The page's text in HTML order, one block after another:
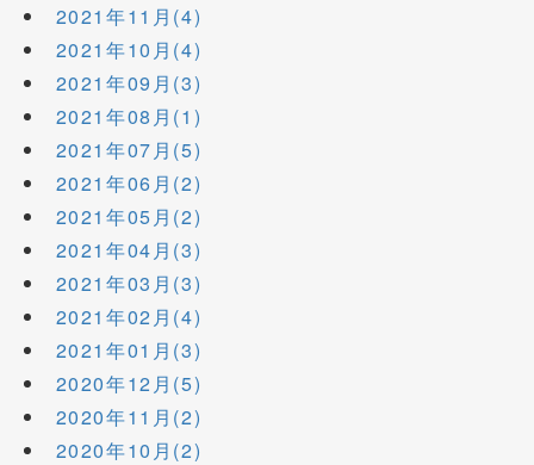
2021年11月(4)
2021年10月(4)
2021年09月(3)
2021年08月(1)
2021年07月(5)
2021年06月(2)
2021年05月(2)
2021年04月(3)
2021年03月(3)
2021年02月(4)
2021年01月(3)
2020年12月(5)
2020年11月(2)
2020年10月(2)